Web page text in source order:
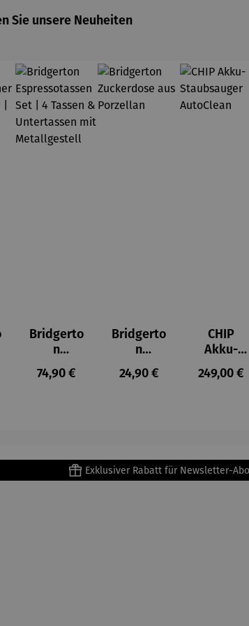
Sie unsere Neuheiten
Preis:
Bridgerto
n
Espressot
assen Set
Metallges
Regulärer Preis:
74,90 €
Bridgerto
n
Zuckerdo
se aus
Regulärer Preis:
24,90 €
CHIP
Akku-
Staubsau
ger
249,00 €
Exklusiver Rabatt für Newsletter-Abo